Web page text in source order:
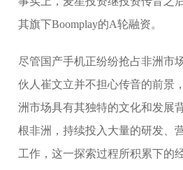
其旗下Boomplay的A轮融资。
尽管国产手机正纷纷抢占非洲市
伙人崔文立并不担心传音的前景
洲市场具有其独特的文化和发展
根非洲，持续投入大量的研发、
工作，这一探索过程所积累下的